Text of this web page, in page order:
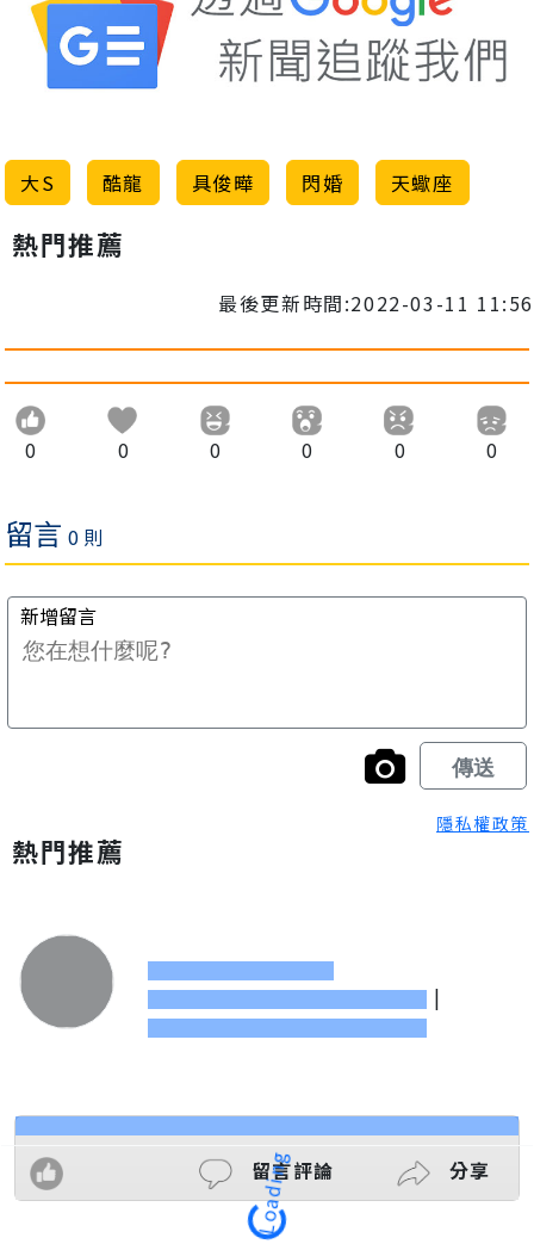
大S 酷龍 具俊曄 閃婚 天蠍座
熱門推薦
最後更新時間:2022-03-11 11:56
0 0 0 0 0 0
隱私權政策
熱門推薦
|
留言評論 分享
Loading